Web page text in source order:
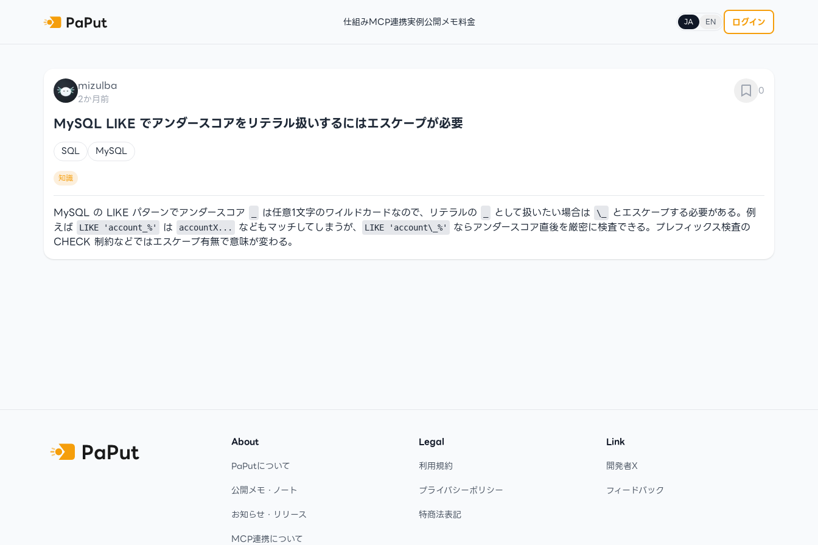
仕組みMCP連携実例公開メモ料金 JA EN ログイン
mizulba
2か月前
0
MySQL LIKE でアンダースコアをリテラル扱いするにはエスケープが必要
SQL MySQL
知識
MySQL の LIKE パターンでアンダースコア は任意1文字のワイルドカードなので、リテラルの として扱いたい場合は \_
とエスケープする必要がある。例
えば
LIKE 'account_%' は accountX... などもマッチしてしまうが、 LIKE 'account\_%'
ならアンダースコア直後を厳密に検査できる。プレフィックス検査の
CHECK 制約などではエスケープ有無で意味が変わる。
About
PaPutについて
公開メモ・ノート
お知らせ・リリース
MCP連携について
Legal
利用規約
プライバシーポリシー
特商法表記
Link
開発者X
フィードバック